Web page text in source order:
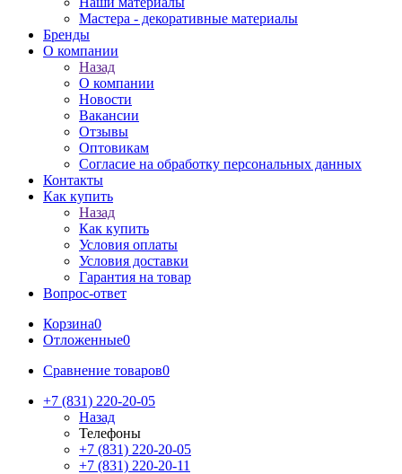
Мастера - декоративные материалы
Бренды
О компании
Назад
О компании
Новости
Вакансии
Отзывы
Оптовикам
Cогласие на обработку персональных данных
Контакты
Как купить
Назад
Как купить
Условия оплаты
Условия доставки
Гарантия на товар
Вопрос-ответ
Корзина0
Отложенные0
Сравнение товаров0
+7 (831) 220-20-05
Назад
Телефоны
+7 (831) 220-20-05
+7 (831) 220-20-11